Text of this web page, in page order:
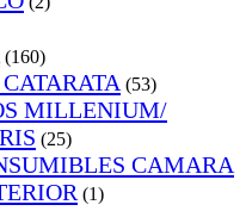
(160)
(53)
MILLENIUM/
(25)
CAMARA
(1)